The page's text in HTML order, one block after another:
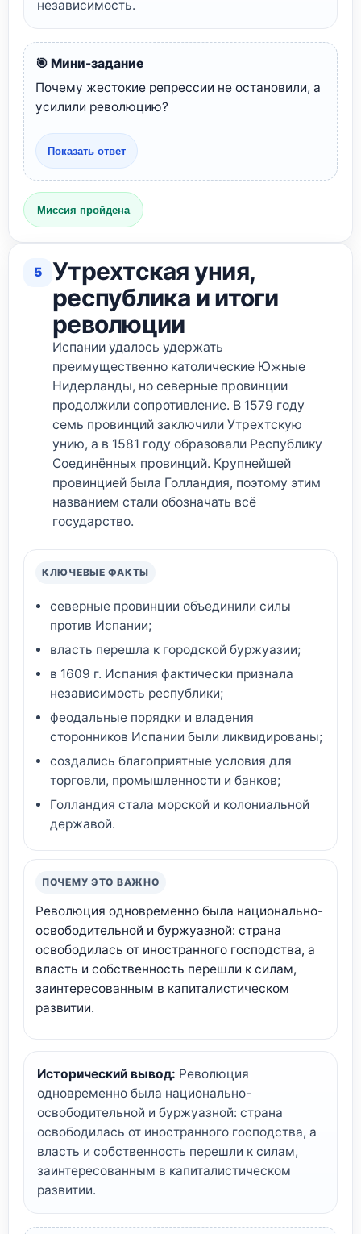
независимость.
🎯 Мини-задание
Почему жестокие репрессии не остановили, а
усилили революцию?
Показать ответ
Миссия пройдена
5
Утрехтская уния,
республика и итоги
революции
Испании удалось удержать
преимущественно католические Южные
Нидерланды, но северные провинции
продолжили сопротивление. В 1579 году
семь провинций заключили Утрехтскую
унию, а в 1581 году образовали Республику
Соединённых провинций. Крупнейшей
провинцией была Голландия, поэтому этим
названием стали обозначать всё
государство.
КЛЮЧЕВЫЕ ФАКТЫ
северные провинции объединили силы
против Испании;
власть перешла к городской буржуазии;
в 1609 г. Испания фактически признала
независимость республики;
феодальные порядки и владения
сторонников Испании были ликвидированы;
создались благоприятные условия для
торговли, промышленности и банков;
Голландия стала морской и колониальной
державой.
ПОЧЕМУ ЭТО ВАЖНО
Революция одновременно была национально-
освободительной и буржуазной: страна
освободилась от иностранного господства, а
власть и собственность перешли к силам,
заинтересованным в капиталистическом
развитии.
Исторический вывод: Революция
одновременно была национально-
освободительной и буржуазной: страна
освободилась от иностранного господства, а
власть и собственность перешли к силам,
заинтересованным в капиталистическом
развитии.